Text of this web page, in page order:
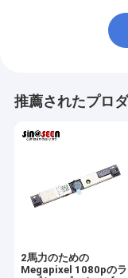
推薦されたプロ
2馬力のための
Megapixel 1080pのラ